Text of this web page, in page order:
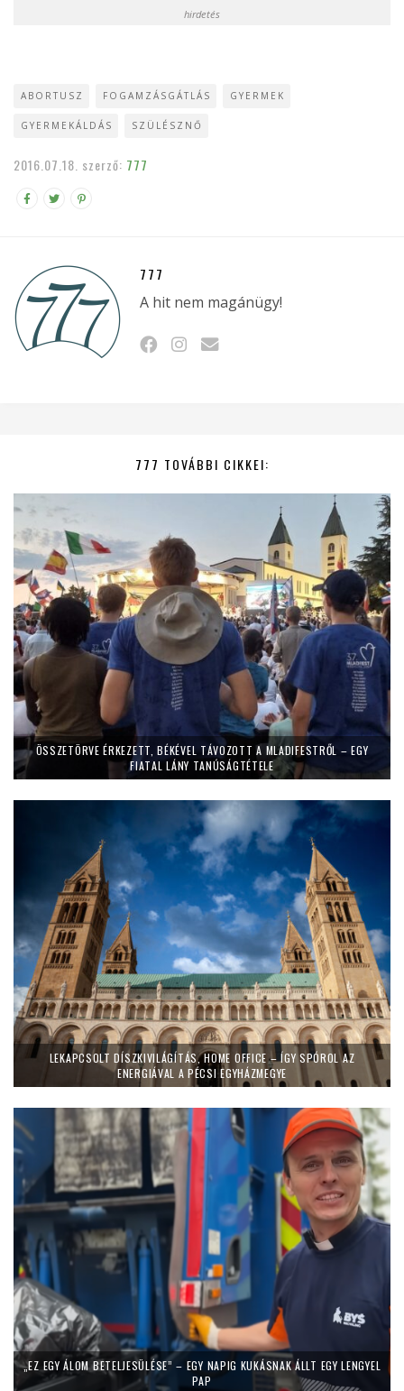
hirdetés
ABORTUSZ FOGAMZÁSGÁTLÁS GYERMEK
GYERMEKÁLDÁS SZÜLÉSZNŐ
2016.07.18. szerző: 777
777
A hit nem magánügy!
777 TOVÁBBI CIKKEI:
ÖSSZETÖRVE ÉRKEZETT, BÉKÉVEL TÁVOZOTT A MLADIFESTRŐL – EGY
FIATAL LÁNY TANÚSÁGTÉTELE
LEKAPCSOLT DÍSZKIVILÁGÍTÁS, HOME OFFICE – ÍGY SPÓROL AZ
ENERGIÁVAL A PÉCSI EGYHÁZMEGYE
„EZ EGY ÁLOM BETELJESÜLÉSE” – EGY NAPIG KUKÁSNAK ÁLLT EGY LENGYEL
PAP